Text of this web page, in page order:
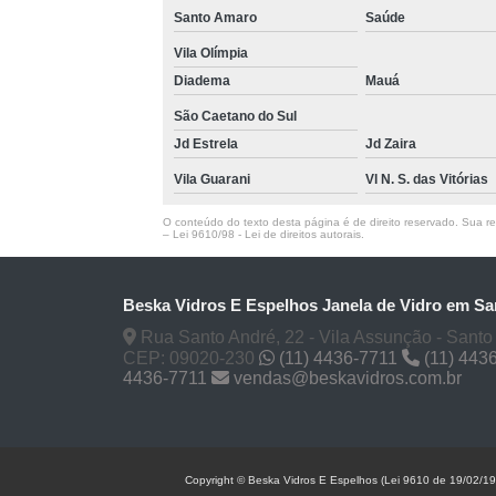
Santo Amaro Saúde
Vila Olímpia
Diadema
Mauá
São Caetano do Sul
Jd Estrela
Jd Zaira
Vila Guarani Vl N. S. das Vitórias
O conteúdo do texto desta página é de direito reservado. Sua
– Lei 9610/98 - Lei de direitos autorais.
Beska Vidros E Espelhos Janela de Vidro em
Rua Santo André, 22 - Vila Assunção - Santo
CEP: 09020-230
(11) 4436-7711 (11)
4436-7711
vendas@beskavidros.com.br
Copyright © Beska Vidros E Espelhos (Lei 9610 de 19/02/